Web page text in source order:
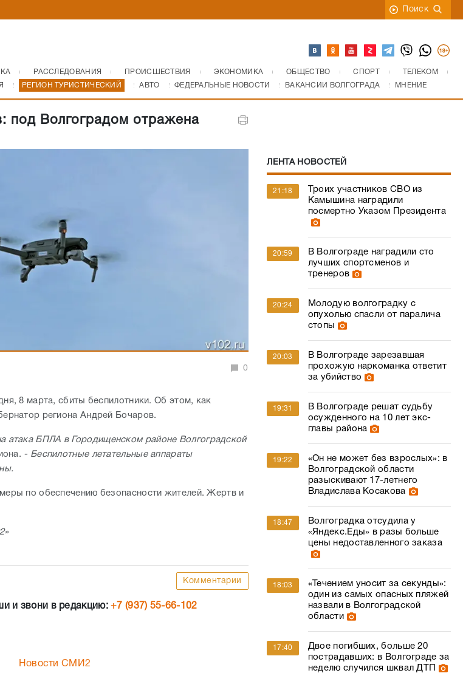
Поиск
РАССЛЕДОВАНИЯ ПРОИСШЕСТВИЯ ЭКОНОМИКА ОБЩЕСТВО СПОРТ
ТЕЛЕКОМ
РЕГИОН ТУРИСТИЧЕСКИЙ АВТО ФЕДЕРАЛЬНЫЕ НОВОСТИ ВАКАНСИИ ВОЛГОГРАДА МНЕНИЕ
под Волгоградом отражена
0
8 марта, сбиты беспилотники. Об этом, как
региона Андрей Бочаров.
атака БПЛА в Городищенском районе Волгоградской
- Беспилотные летательные аппараты
по обеспечению безопасности жителей. Жертв и
Комментарии
и звони в редакцию:+7 (937) 55-66-102
Новости СМИ2
ЛЕНТА НОВОСТЕЙ
21:18
Троих участников СВО из
Камышина наградили
посмертно Указом Президента
20:59
В Волгограде наградили сто
лучших спортсменов и
тренеров
20:24
Молодую волгоградку с
опухолью спасли от паралича
стопы
20:03
В Волгограде зарезавшая
прохожую наркоманка ответит
за убийство
19:31
В Волгограде решат судьбу
осужденного на 10 лет экс-
главы района
19:22
«Он не может без взрослых»: в
Волгоградской области
разыскивают 17-летнего
Владислава Косакова
18:47
Волгоградка отсудила у
«Яндекс.Еды» в разы больше
цены недоставленного заказа
18:03
«Течением уносит за секунды»:
один из самых опасных пляжей
назвали в Волгоградской
области
17:40
Двое погибших, больше 20
пострадавших: в Волгограде за
неделю случился шквал ДТП